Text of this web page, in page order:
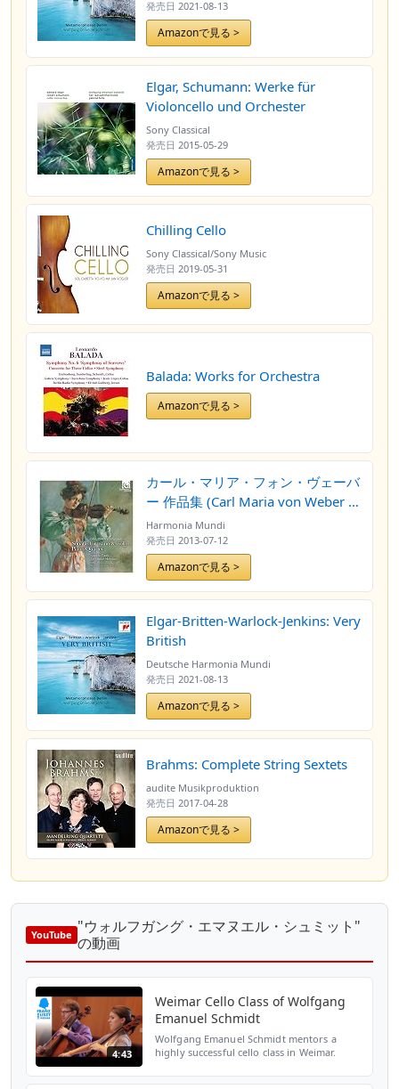
発売日 2021-08-13
Amazonで見る >
Elgar, Schumann: Werke für
Violoncello und Orchester
Sony Classical
発売日 2015-05-29
Amazonで見る >
Chilling Cello
Sony Classical/Sony Music
発売日 2019-05-31
Amazonで見る >
Balada: Works for Orchestra
Amazonで見る >
カール・マリア・フォン・ヴェーバ
ー 作品集 (Carl Maria von Weber :
Sonatas for piano & violin /
Isabelle Faust , Alexander
Melnikov , Boris Faust , Wolfgang
Emanuel Schmidt) [輸入盤] [日本語
Harmonia Mundi
発売日 2013-07-12
Amazonで見る >
Elgar-Britten-Warlock-Jenkins: Very
British
Deutsche Harmonia Mundi
発売日 2021-08-13
Amazonで見る >
Brahms: Complete String Sextets
audite Musikproduktion
発売日 2017-04-28
Amazonで見る >
YouTube "ウォルフガング・エマヌエル・シュミット"
の動画
4:43
Weimar Cello Class of Wolfgang
Emanuel Schmidt
Wolfgang Emanuel Schmidt mentors a
highly successful cello class in Weimar.